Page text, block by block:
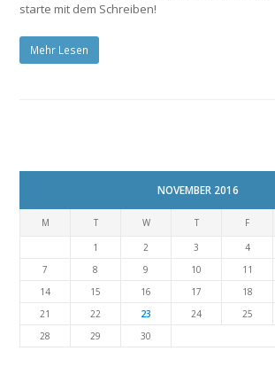
starte mit dem Schreiben!
Mehr Lesen
NOVEMBER 2016
M T W T F
1
2 3 4
7
8 9 10 11
14
15 16 17 18
21
22 23 24 25
28
29 30